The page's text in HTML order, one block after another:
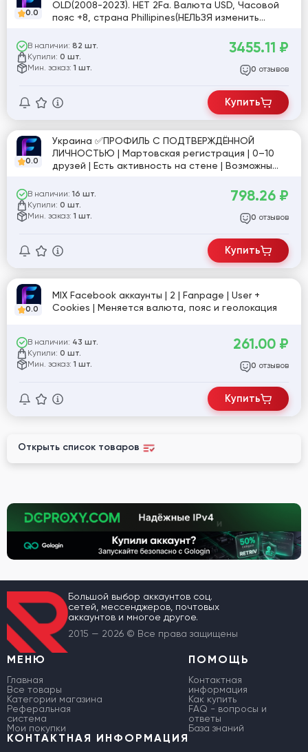
0.0
OLD(2008-2023). НЕТ 2Fa. Валюта USD, Часовой
пояс +8, страна Phillipines(НЕЛЬЗЯ изменить
гарантия.
В наличии: 82 шт.
Купили: 0 шт.
Мин. заказ: 1 шт.
3455.11 ₽
0 отзывов
Купить
0.0
Украина ✅ПРОФИЛЬ С ПОДТВЕРЖДЁННОЙ
ЛИЧНОСТЬЮ | Мартовская регистрация | 0–10
друзей | Есть активность на стене | Возможны
В наличии: 16 шт.
Купили: 0 шт.
Мин. заказ: 1 шт.
798.26 ₽
0 отзывов
Купить
0.0
MIX Facebook аккаунты | 2 | Fanpage | User +
Cookies | Меняется валюта, пояс и геолокация
В наличии: 43 шт.
Купили: 0 шт.
Мин. заказ: 1 шт.
261.00 ₽
0 отзывов
Купить
Открыть список товаров
Большой выбор аккаунтов соц.
сетей, мессенджеров, почтовых
аккаунтов и многое другое.
2015 — 2026 © Все права защищены
МЕНЮ
Главная
Все товары
Категории магазина
Реферальная
система
Мои покупки
ПОМОЩЬ
Контактная
информация
Как купить
FAQ - вопросы и
ответы
База знаний
КОНТАКТНАЯ ИНФОРМАЦИЯ